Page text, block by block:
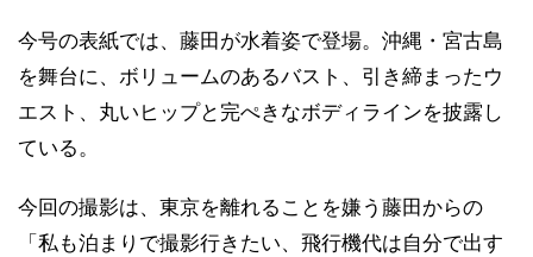
今号の表紙では、藤田が水着姿で登場。沖縄・宮古島
を舞台に、ボリュームのあるバスト、引き締まったウ
エスト、丸いヒップと完ぺきなボディラインを披露し
ている。
今回の撮影は、東京を離れることを嫌う藤田からの
「私も泊まりで撮影行きたい、飛行機代は自分で出す